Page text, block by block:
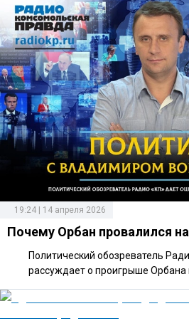
19:24 | 14 апреля 2026
Почему Орбан провалился
Политический обозреватель
рассуждает о проигрыше Орбана